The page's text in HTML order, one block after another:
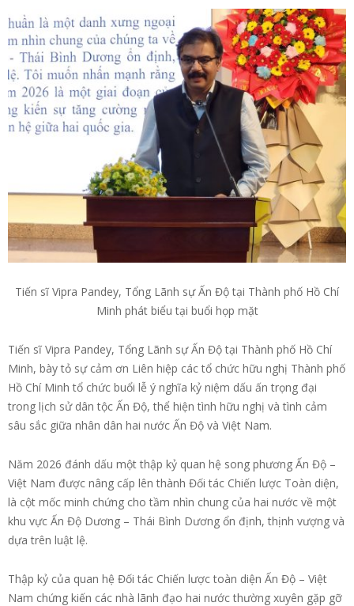
Tiến sĩ Vipra Pandey, Tổng Lãnh sự Ấn Độ tại Thành phố Hồ Chí
Minh phát biểu tại buổi họp mặt
Tiến sĩ Vipra Pandey, Tổng Lãnh sự Ấn Độ tại Thành phố Hồ Chí
Minh, bày tỏ sự cảm ơn Liên hiệp các tổ chức hữu nghị Thành phố
Hồ Chí Minh tổ chức buổi lễ ý nghĩa kỷ niệm dấu ấn trọng đại
trong lịch sử dân tộc Ấn Độ, thể hiện tình hữu nghị và tình cảm
sâu sắc giữa nhân dân hai nước Ấn Độ và Việt Nam.
Năm 2026 đánh dấu một thập kỷ quan hệ song phương Ấn Độ –
Việt Nam được nâng cấp lên thành Đối tác Chiến lược Toàn diện,
là cột mốc minh chứng cho tầm nhìn chung của hai nước về một
khu vực Ấn Độ Dương – Thái Bình Dương ổn định, thịnh vượng và
dựa trên luật lệ.
Thập kỷ của quan hệ Đối tác Chiến lược toàn diện Ấn Độ – Việt
Nam chứng kiến các nhà lãnh đạo hai nước thường xuyên gặp gỡ